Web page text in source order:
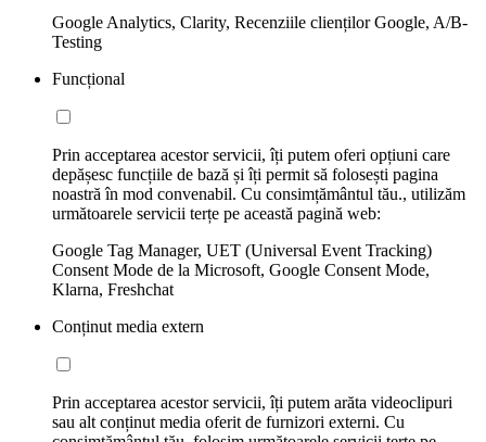
Google Analytics, Clarity, Recenziile clienților Google, A/B-
Testing
Funcțional
Prin acceptarea acestor servicii, îți putem oferi opțiuni care
depășesc funcțiile de bază și îți permit să folosești pagina
noastră în mod convenabil. Cu consimțământul tău., utilizăm
următoarele servicii terțe pe această pagină web:
Google Tag Manager, UET (Universal Event Tracking)
Consent Mode de la Microsoft, Google Consent Mode,
Klarna, Freshchat
Conținut media extern
Prin acceptarea acestor servicii, îți putem arăta videoclipuri
sau alt conținut media oferit de furnizori externi. Cu